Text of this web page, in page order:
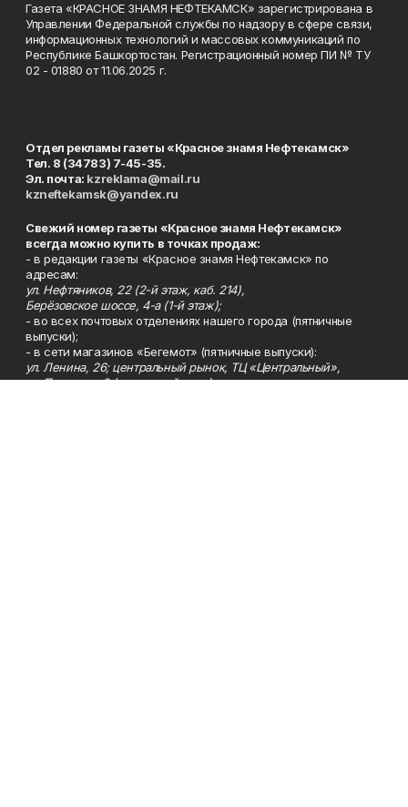
Газета «КРАСНОЕ ЗНАМЯ НЕФТЕКАМСК» зарегистрирована в
Управлении Федеральной службы по надзору в сфере связи,
информационных технологий и массовых коммуникаций по
Республике Башкортостан. Регистрационный номер ПИ № ТУ
02 - 01880 от 11.06.2025 г.
Отдел рекламы газеты «Красное знамя Нефтекамск»
Тел. 8 (34783) 7-45-35.
Эл. почта: kzreklama@mail.ru
kzneftekamsk@yandex.ru
Свежий номер газеты «Красное знамя Нефтекамск»
всегда можно купить в точках продаж:
- в редакции газеты «Красное знамя Нефтекамск» по
адресам:
ул. Нефтяников, 22 (2-й этаж, каб. 214),
Берёзовское шоссе, 4-а (1-й этаж);
- во всех почтовых отделениях нашего города (пятничные
выпуски);
- в сети магазинов «Бегемот» (пятничные выпуски):
ул. Ленина, 26; центральный рынок, ТЦ «Центральный»,
ул. Парковая, 2 (цокольный этаж);